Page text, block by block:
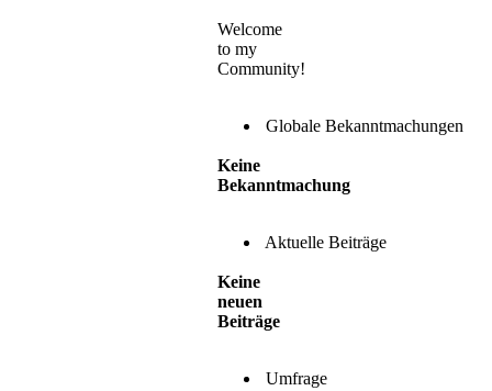
Welcome
to my
Community!
Globale Bekanntmachungen
Keine
Bekanntmachung
Aktuelle Beiträge
Keine
neuen
Beiträge
Umfrage